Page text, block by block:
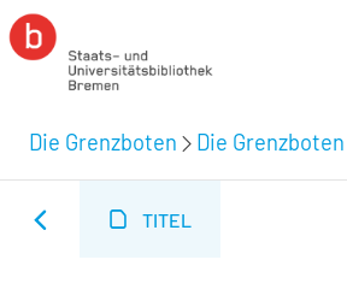
Die Grenzboten Die Grenzboten
TITEL